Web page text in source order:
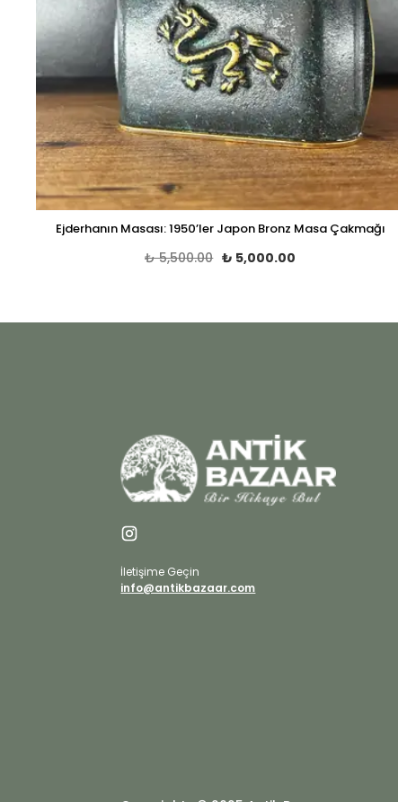
Ejderhanın Masası: 1950’ler Japon Bronz Masa Çakmağı
₺ 5,500.00 ₺ 5,000.00
İletişime Geçin
info@antikbazaar.com